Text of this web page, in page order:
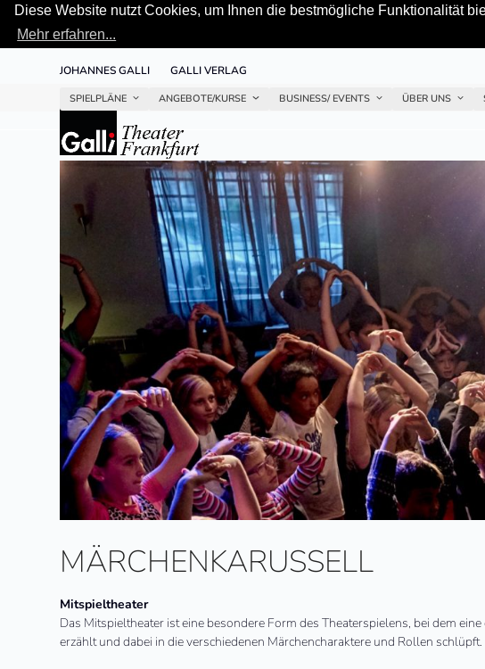
Diese Website nutzt Cookies, um Ihnen die bestmögliche Funktionalität
Mehr erfahren...
JOHANNES GALLI GALLI VERLAG
SPIELPLÄNE ANGEBOTE/KURSE BUSINESS/ EVENTS ÜBER UNS
MÄRCHENKARUSSELL
Mitspieltheater
Das Mitspieltheater ist eine besondere Form des Theaterspielens, bei dem
erzählt und dabei in die verschiedenen Märchencharaktere und Rollen schlüpft.